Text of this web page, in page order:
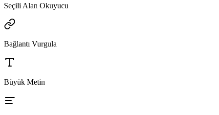
Seçili Alan Okuyucu
Bağlantı Vurgula
Büyük Metin